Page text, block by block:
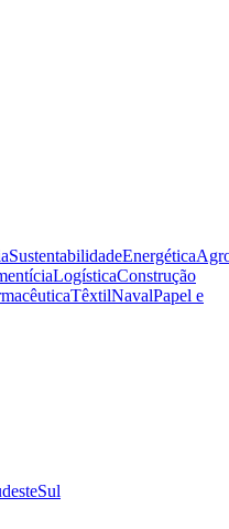
SustentabilidadeEnergética
LogísticaConstrução
TêxtilNavalPapel e
Sul